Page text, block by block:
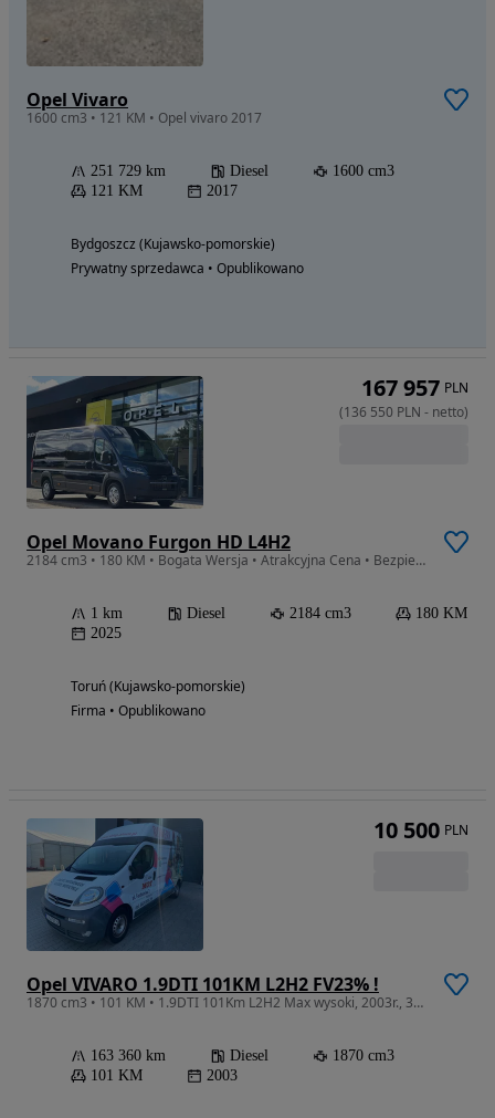
Opel Vivaro
1600 cm3 • 121 KM • Opel vivaro 2017
251 729 km Diesel
1600 cm3
121 KM
2017
Bydgoszcz (Kujawsko-pomorskie)
Prywatny sprzedawca • Opublikowano
Opel Movano Furgon HD L4H2
2184 cm3 • 180 KM • Bogata Wersja • Atrakcyjna Cena • Bezpieczny Zakup
1 km Diesel 2184 cm3
180 KM
2025
Toruń (Kujawsko-pomorskie)
Firma • Opublikowano
167 957 PLN
(136 550 PLN - netto)
Opel VIVARO 1.9DTI 101KM L2H2 FV23% !
1870 cm3 • 101 KM • 1.9DTI 101Km L2H2 Max wysoki, 2003r., 3-osobowy, FV23% !
163 360 km Diesel
1870 cm3
101 KM
2003
10 500 PLN